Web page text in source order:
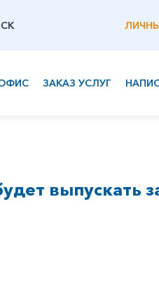
ЗАКАЗ УСЛУГ
выпускать